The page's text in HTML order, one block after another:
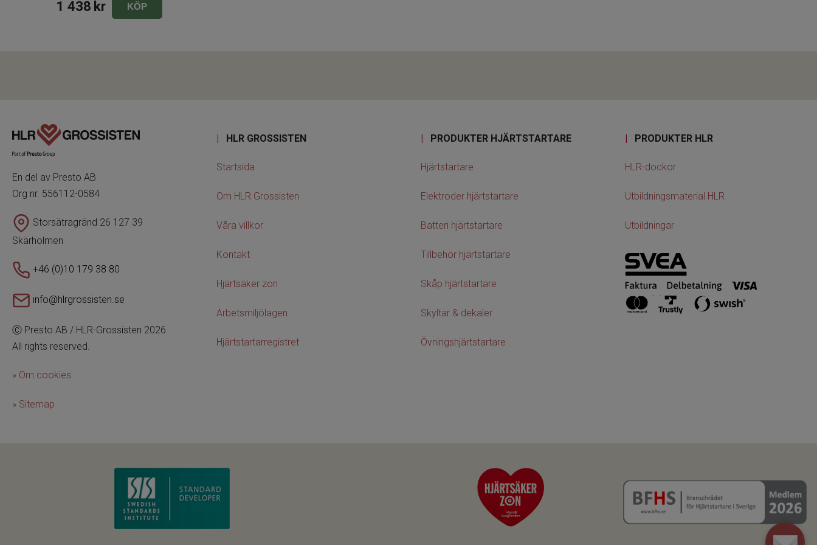
1 438 kr KÖP
En del av Presto AB
Org nr. 556112-0584
Storsätragränd 26 127 39
Skärholmen
+46 (0)10 179 38 80
info@hlrgrossisten.se
Ⓒ Presto AB / HLR-Grossisten 2026
All rights reserved.
» Om cookies
» Sitemap
HLR GROSSISTEN
Startsida
Om HLR Grossisten
Våra villkor
Kontakt
Hjärtsäker zon
Arbetsmiljölagen
Hjärtstartarregistret
PRODUKTER HJÄRTSTARTARE
Hjärtstartare
Elektroder hjärtstartare
Batteri hjärtstartare
Tillbehör hjärtstartare
Skåp hjärtstartare
Skyltar & dekaler
Övningshjärtstartare
PRODUKTER HLR
HLR-dockor
Utbildningsmaterial HLR
Utbildningar